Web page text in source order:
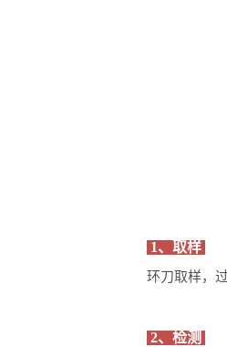
1、取样
环刀取样，
2、检测